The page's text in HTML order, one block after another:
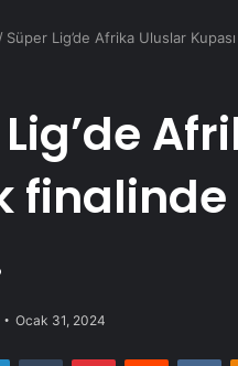
/ Süper Lig’de Afrika Uluslar
Ocak 31, 2024
LinkedInTumblr PinterestReddit